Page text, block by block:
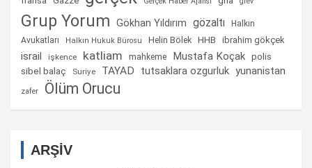
Grup Yorum Gökhan Yıldırım gözaltı
Halkın
Avukatları
Halkın Hukuk Bürosu Helin Bölek HHB ibrahim gökçek
israil işkence katliam mahkeme Mustafa Koçak polis
sibel balaç Suriye TAYAD tutsaklara ozgurluk yunanistan
zafer Ölüm Orucu
ARŞİV